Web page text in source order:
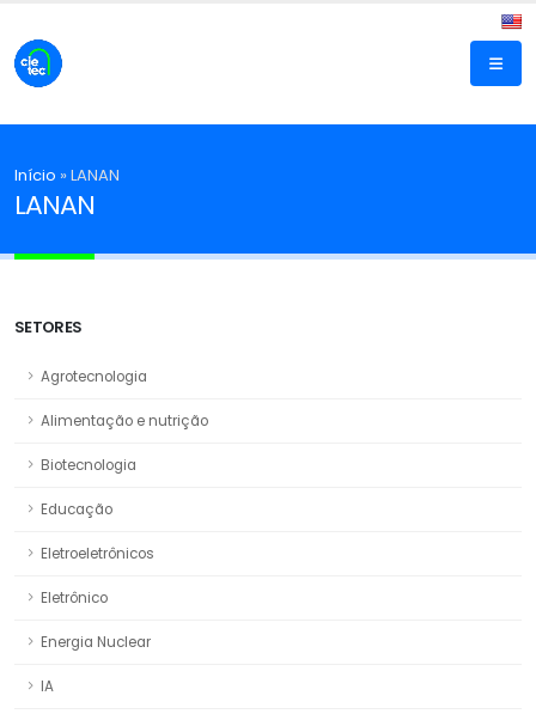
LANAN
Início »LANAN
SETORES
Agrotecnologia
Alimentação e nutrição
Biotecnologia
Educação
Eletroeletrônicos
Eletrônico
Energia Nuclear
IA